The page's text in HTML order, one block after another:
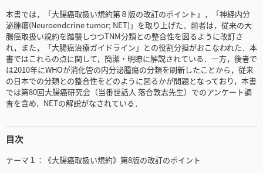
本書では，「大腸癌取扱い規約第８版の改訂のポイント」，「神経内分
泌腫瘍(Neuroendcrine tumor; NET)」を取り上げた．前者は，従来の大
腸癌取扱い規約を踏襲しつつTNM分類との整合性を図るように改訂さ
れ，また，「大腸癌治療ガイドライン」との役割分担がおこなわれた．本
書ではこれらの点に関して，簡潔・明瞭に解説されている．一方，後者で
は2010年にWHOが消化管の内分泌腫瘍の分類を刷新したことから，従来
の日本での分類との整合性をどのように図るかが問題となっており，本書
では第80回大腸癌研究会（当番世話人 落合敦志先生）でのアンケート調
査を含め，NETの解説がなされている．
目次
テーマ１：《大腸癌取扱い規約》第8版の改訂のポイント